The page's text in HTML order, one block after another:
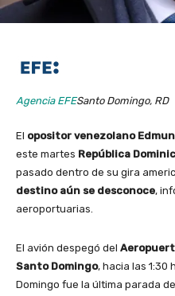
Agencia EFESanto Domingo, RD
El opositor venezolano
este martes República
pasado dentro de su gira
destino aún se desconoce,
aeroportuarias.
El avión despegó del
Santo Domingo, hacia las 1:30
Domingo fue la última parada